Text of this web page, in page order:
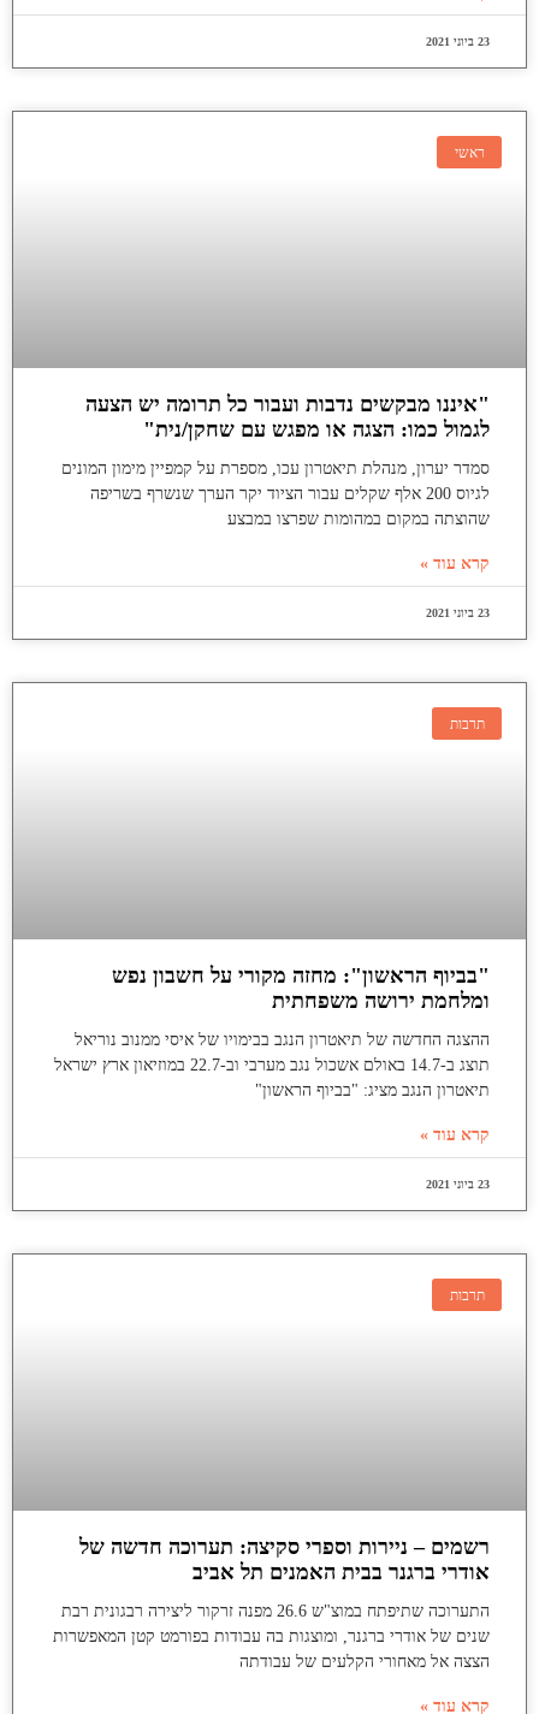
23 ביוני 2021
ראשי
"איננו מבקשים נדבות ועבור כל תרומה יש הצעה
לגמול כמו: הצגה או מפגש עם שחקן/נית"
סמדר יערון, מנהלת תיאטרון עכו, מספרת על קמפיין מימון המונים
לגיוס 200 אלף שקלים עבור הציוד יקר הערך שנשרף בשריפה
שהוצתה במקום במהומות שפרצו במבצע
קרא עוד »
23 ביוני 2021
תרבות
"בביוף הראשון": מחזה מקורי על חשבון נפש
ומלחמת ירושה משפחתית
ההצגה החדשה של תיאטרון הנגב בבימויו של איסי ממנוב נוריאל
תוצג ב-14.7 באולם אשכול נגב מערבי וב-22.7 במוזיאון ארץ ישראל
תיאטרון הנגב מציג: "בביוף הראשון"
קרא עוד »
23 ביוני 2021
תרבות
רשמים – ניירות וספרי סקיצה: תערוכה חדשה של
אודרי ברגנר בבית האמנים תל אביב
התערוכה שתיפתח במוצ"ש 26.6 מפנה זרקור ליצירה רבגונית רבת
שנים של אודרי ברגנר, ומוצגות בה עבודות בפורמט קטן המאפשרות
הצצה אל מאחורי הקלעים של עבודתה
קרא עוד »